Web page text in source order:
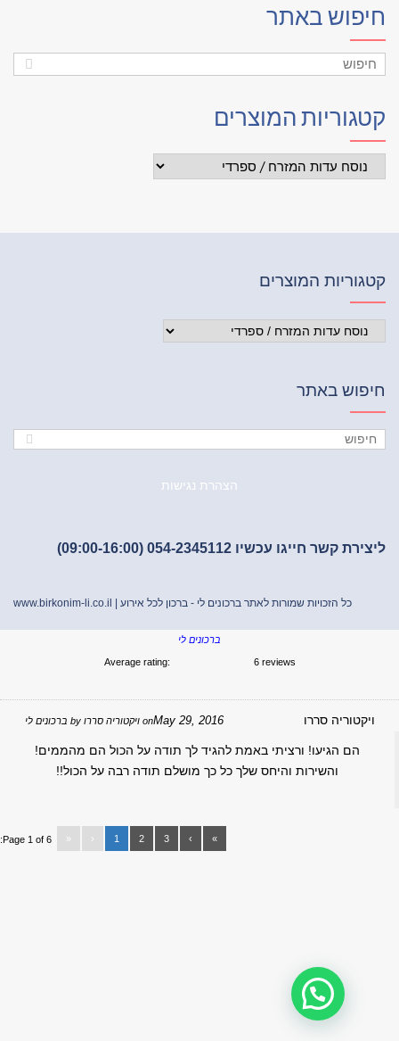
באתר
המוצרים
המוצרים
באתר
הצהרת נגישות
קשר חייגו עכשיו 054-2345112 (09:00-16:00)
כל הזכויות שמורות לאתר ברכונים לי - ברכון לכל אירוע |www.birkonim-li.co.il
ברכונים לי
Average rating: 6 reviews
סררו May 29, 2016
byויקטוריה סררוon ברכונים לי
הם הגיעו! ורציתי באמת להגיד לך תודה על הכול הם מהממים!
והשירות והיחס שלך כל כך מושלם תודה רבה על הכול!!
Page 1 of 6: 1 2